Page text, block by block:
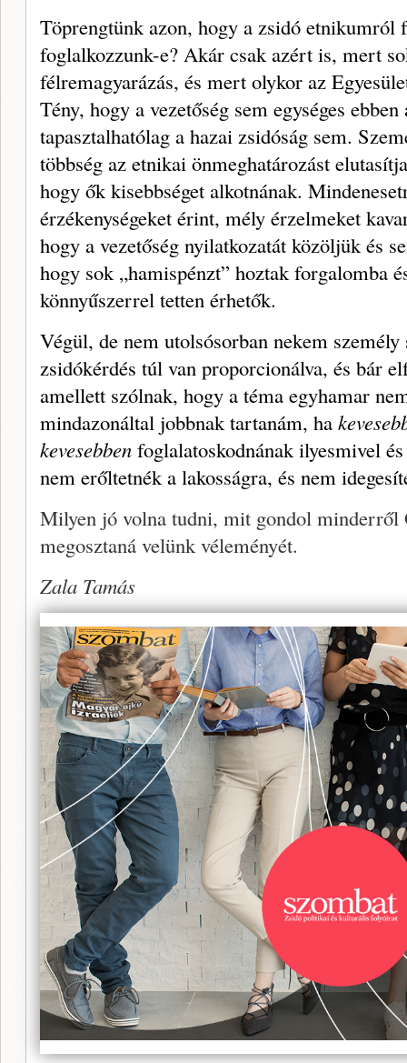
Töprengtünk azon, hogy a zsidó etnikumról
foglalkozzunk-e? Akár csak azért is, mert
félremagyarázás, és mert olykor az
Tény, hogy a vezetőség sem egysé­ges
tapasztalhatólag a hazai zsidóság sem.
többség az etnikai önmeghatáro­zást
hogy ők kisebbséget alkot­nának.
érzékenységeket érint, mély érzelmeket
hogy a ve­zetőség nyilatkozatát közöljük és
hogy sok „hamispénzt” hoztak forgalomba
könnyűszerrel tetten érhetők.
Végül, de nem utolsósorban ne­kem
zsidókérdés túl van proporcionálva, és bár
amellett szólnak, hogy a téma egyhamar
mindazonáltal jobbnak tartanám, ha
kevesebben fog­lalatoskodnának ilyesmivel
nem erőltet­nék a lakosságra, és nem
Milyen jó volna tudni, mit gondol minderről
megosztaná velünk véleményét.
Zala Tamás